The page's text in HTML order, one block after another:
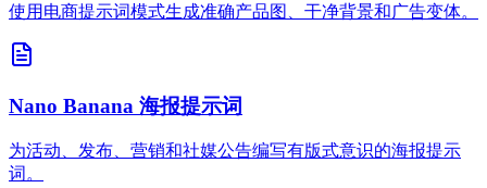
使用电商提示词模式生成准确产品图、干净背景和广告变体。
Nano Banana 海报提示词
为活动、发布、营销和社媒公告编写有版式意识的海报提示
词。